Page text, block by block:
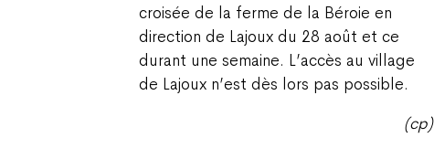
croisée de la ferme de la Béroie en
direction de Lajoux du 28 août et ce
durant une semaine. L’accès au village
de Lajoux n’est dès lors pas possible.
(cp)